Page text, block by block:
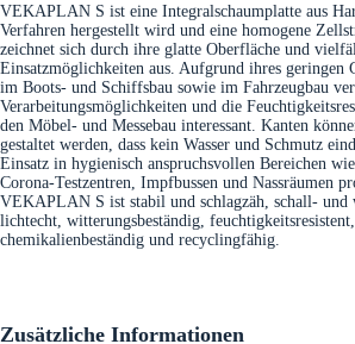
VEKAPLAN S ist eine Integralschaumplatte aus
Verfahren hergestellt wird und eine homogene
zeichnet sich durch ihre glatte Oberfläche und
Einsatzmöglichkeiten aus. Aufgrund ihres geringen
im Boots- und Schiffsbau sowie im Fahrzeugbau
Verarbeitungsmöglichkeiten und die
den Möbel- und Messebau interessant. Kanten
gestaltet werden, dass kein Wasser und Schmutz
Einsatz in hygienisch anspruchsvollen Bereichen wie
Corona-Testzentren, Impfbussen und Nassräumen
VEKAPLAN S ist stabil und schlagzäh, schall- und
lichtecht, witterungsbeständig,
chemikalienbeständig und recyclingfähig.
Zusätzliche Informationen